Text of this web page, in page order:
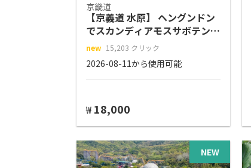
京畿道
【京義道 水原】 ヘングンドン
でスカンディアモスサボテンの
装飾品作り
new 15,203 クリック
2026-08-11から使用可能
₩ 18,000
NEW